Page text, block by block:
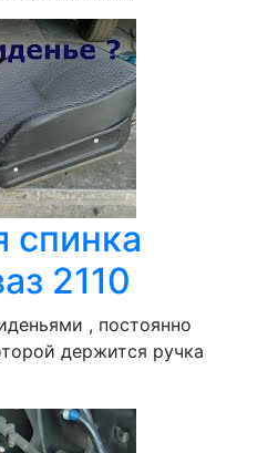
спинка
2110
, постоянно
держится ручка